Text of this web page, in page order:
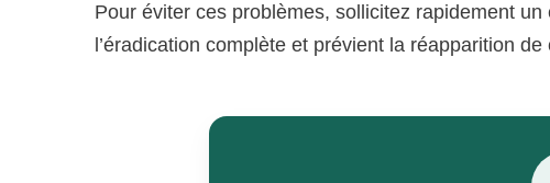
Pour éviter ces problèmes, sollicitez rapidement
l’éradication complète et prévient la réapparition